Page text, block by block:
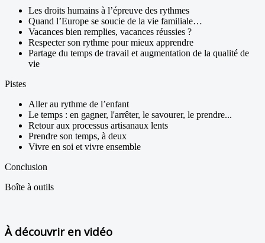
Les droits humains à l’épreuve des rythmes
Quand l’Europe se soucie de la vie familiale…
Vacances bien remplies, vacances réussies ?
Respecter son rythme pour mieux apprendre
Partage du temps de travail et augmentation de la qualité de
vie
Pistes
Aller au rythme de l’enfant
Le temps : en gagner, l'arrêter, le savourer, le prendre...
Retour aux processus artisanaux lents
Prendre son temps, à deux
Vivre en soi et vivre ensemble
Conclusion
Boîte à outils
À découvrir en vidéo